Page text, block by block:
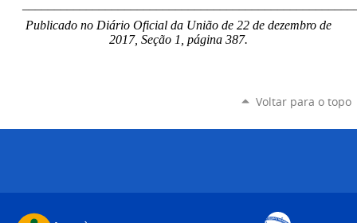
Publicado no Diário Oficial da União de 22 de dezembro de
2017, Seção 1, página 387.
Voltar para o topo